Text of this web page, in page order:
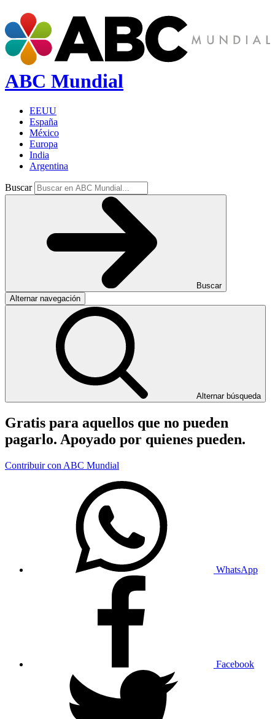
ABC Mundial
EEUU
España
México
Europa
India
Argentina
Buscar
Buscar
Alternar navegación
Alternar búsqueda
Gratis para aquellos que no pueden
pagarlo. Apoyado por quienes pueden.
Contribuir con ABC Mundial
WhatsApp
Facebook